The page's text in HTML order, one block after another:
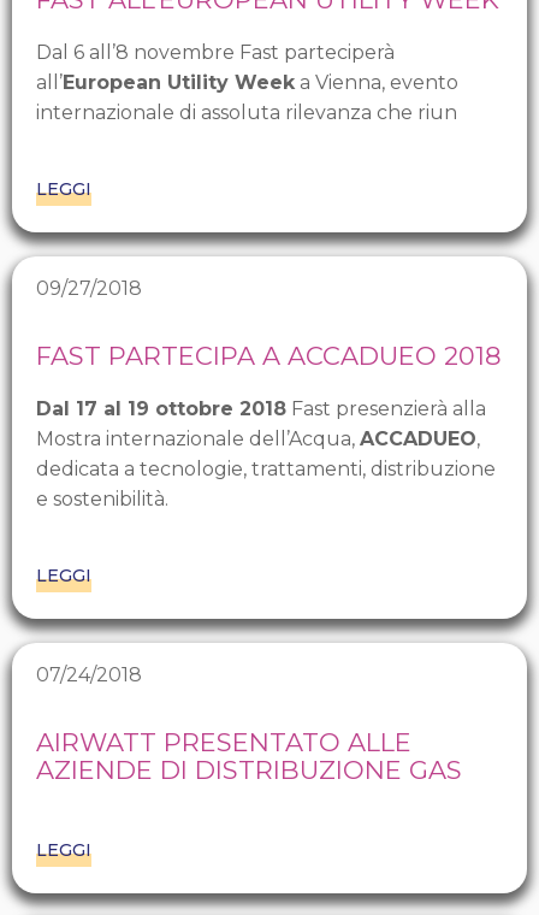
Dal 6 all’8 novembre Fast parteciperà
all’European Utility Weeka Vienna, evento
internazionale di assoluta rilevanza che riun
LEGGI
09/27/2018
FAST PARTECIPA A ACCADUEO 2018
Dal 17 al 19 ottobre 2018 Fast presenzierà alla
Mostra internazionale dell’Acqua, ACCADUEO,
dedicata a tecnologie, trattamenti, distribuzione
e sostenibilità.
LEGGI
07/24/2018
AIRWATT PRESENTATO ALLE
AZIENDE DI DISTRIBUZIONE GAS
LEGGI